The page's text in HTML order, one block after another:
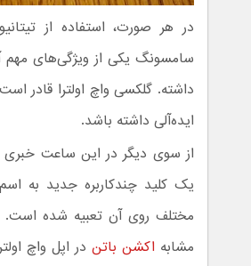
سامسونگ یکی از ویژگی‌های مهم
ایده‌آلی داشته باشد.
از سوی دیگر در این ساعت
یک کلید چندکاربره جدید به
مختلف روی آن تعبیه شده است.
مشابه اکشن باتن در اپل واچ